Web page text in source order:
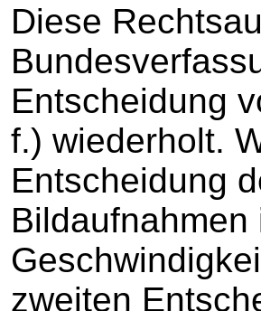
Diese
Entscheidung
f.) wiederholt.
Entscheidung
zweiten